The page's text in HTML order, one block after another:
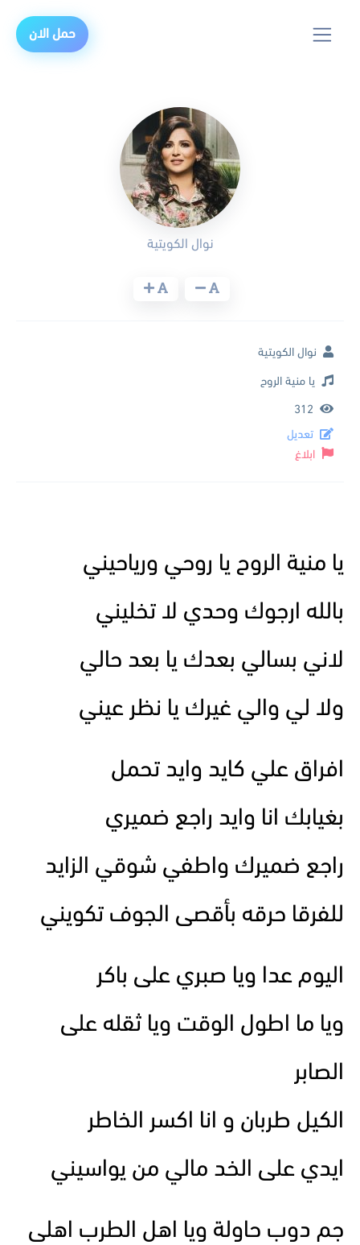
حمل الان
يا منية الروح يا روحي ورياحيني
بالله ارجوك وحدي لا تخليني
لاني بسالي بعدك يا بعد حالي
ولا لي والي غيرك يا نظر عيني
افراق علي كايد وايد تحمل
بغيابك انا وايد راجع ضميري
راجع ضميرك واطفي شوقي الزايد
للفرقا حرقه بأقصى الجوف تكويني
اليوم عدا ويا صبري على باكر
ويا ما اطول الوقت ويا ثقله على
الصابر
الكيل طربان و انا اكسر الخاطر
ايدي على الخد مالي من يواسيني
جم دوب حاولة ويا اهل الطرب اهلى
نوال الكويتية
نوال الكويتية
يا منية الروح
312
تعديل
ابلاغ